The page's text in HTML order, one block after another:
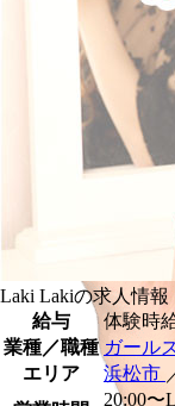
Laki Lakiの求人情報
給与
体験時
業種／職種 ガール
エリア
浜松市
20:00〜